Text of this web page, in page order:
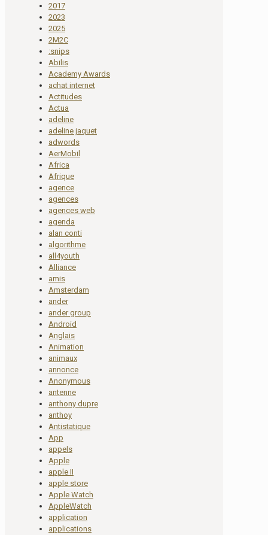
2017
2023
2025
2M2C
:snips
Abilis
Academy Awards
achat internet
Actitudes
Actua
adeline
adeline jaquet
adwords
AerMobil
Africa
Afrique
agence
agences
agences web
agenda
alan conti
algorithme
all4youth
Alliance
amis
Amsterdam
ander
ander group
Android
Anglais
Animation
animaux
annonce
Anonymous
antenne
anthony dupre
anthoy
Antistatique
App
appels
Apple
apple II
apple store
Apple Watch
AppleWatch
application
applications